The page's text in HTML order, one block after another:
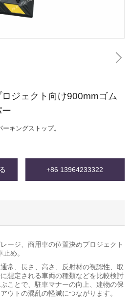
ジェクト向け900mmゴム
キングストップ。
+86 13964233322
ージ、商用車の位置決めプロジェクト
め。
常、長さ、高さ、反射材の視認性、取
想定される車両の種類などを比較検討
ことで、駐車マナーの向上、建物の保
ウトの混乱の軽減につながります。